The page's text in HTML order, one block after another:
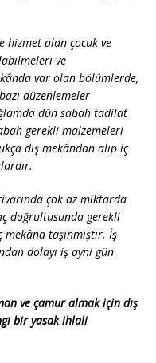
hizmet alan çocuk ve
ve
var olan bölümlerde,
düzenlemeler
dün sabah tadilat
gerekli malzemeleri
dış mekândan alıp iç
çok az miktarda
doğrultusunda gerekli
taşınmıştır. İş
dolayı iş ayni gün
ve çamur almak için dış
bir yasak ihlali